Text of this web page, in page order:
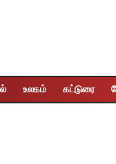
உலகம் கட்டுரை